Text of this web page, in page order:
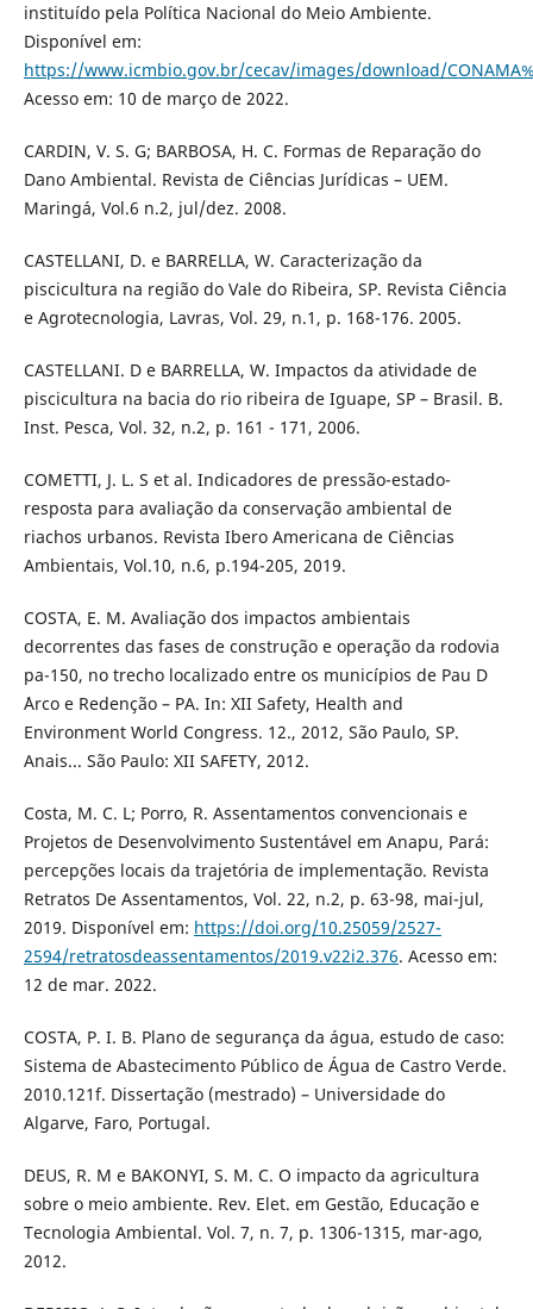
instituído pela Política Nacional do Meio Ambiente.
Disponível em:
https://www.icmbio.gov.br/cecav/images/download/
Acesso em: 10 de março de 2022.
CARDIN, V. S. G; BARBOSA, H. C. Formas de Reparação do
Dano Ambiental. Revista de Ciências Jurídicas – UEM.
Maringá, Vol.6 n.2, jul/dez. 2008.
CASTELLANI, D. e BARRELLA, W. Caracterização da
piscicultura na região do Vale do Ribeira, SP. Revista Ciência
e Agrotecnologia, Lavras, Vol. 29, n.1, p. 168-176. 2005.
CASTELLANI. D e BARRELLA, W. Impactos da atividade de
piscicultura na bacia do rio ribeira de Iguape, SP – Brasil. B.
Inst. Pesca, Vol. 32, n.2, p. 161 - 171, 2006.
COMETTI, J. L. S et al. Indicadores de pressão-estado-
resposta para avaliação da conservação ambiental de
riachos urbanos. Revista Ibero Americana de Ciências
Ambientais, Vol.10, n.6, p.194-205, 2019.
COSTA, E. M. Avaliação dos impactos ambientais
decorrentes das fases de construção e operação da rodovia
pa-150, no trecho localizado entre os municípios de Pau D
´Arco e Redenção – PA. In: XII Safety, Health and
Environment World Congress. 12., 2012, São Paulo, SP.
Anais... São Paulo: XII SAFETY, 2012.
Costa, M. C. L; Porro, R. Assentamentos convencionais e
Projetos de Desenvolvimento Sustentável em Anapu, Pará:
percepções locais da trajetória de implementação. Revista
Retratos De Assentamentos, Vol. 22, n.2, p. 63-98, mai-jul,
2019. Disponível em: https://doi.org/10.25059/2527-
2594/retratosdeassentamentos/2019.v22i2.376. Acesso em:
12 de mar. 2022.
COSTA, P. I. B. Plano de segurança da água, estudo de caso:
Sistema de Abastecimento Público de Água de Castro Verde.
2010.121f. Dissertação (mestrado) – Universidade do
Algarve, Faro, Portugal.
DEUS, R. M e BAKONYI, S. M. C. O impacto da agricultura
sobre o meio ambiente. Rev. Elet. em Gestão, Educação e
Tecnologia Ambiental. Vol. 7, n. 7, p. 1306-1315, mar-ago,
2012.